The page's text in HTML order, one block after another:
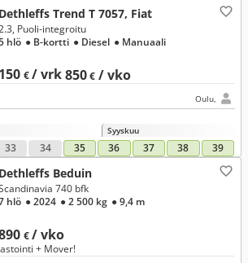
Dethleffs Trend T 7057, Fiat
150 €/ vrk850€ / vko
Puoli-integroitu
hlö ● B-kortti ● Diesel ● Manuaali
Oulu,
Syyskuu
33 34 35 36 37 38 39
Dethleffs Beduin
€/ vko
740 bfk
hlö ● 2024 ● 2 500 kg ● 9,4 m
+ Mover!